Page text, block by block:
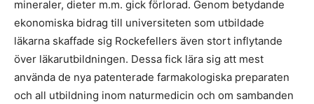
mineraler, dieter m.m. gick förlorad. Genom betydande
ekonomiska bidrag till universiteten som utbildade
läkarna skaffade sig Rockefellers även stort inflytande
över läkarutbildningen. Dessa fick lära sig att mest
använda de nya patenterade farmakologiska preparaten
och all utbildning inom naturmedicin och om sambanden